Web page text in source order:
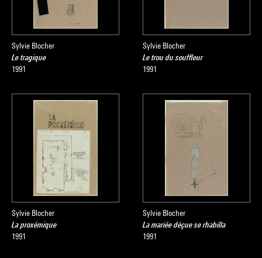
Source :
Extrait du catalogue
Collection art contemporain - La
collection du Centre Pompidou, Musée national d'art moderne
, sous la direction de Sophie Duplaix, Paris, Centre Pompidou,
2007
Sylvie Blocher
Le tragique
1991
Sylvie Blocher
Le trou du souffleur
1991
Sylvie Blocher
La proxémique
1991
Sylvie Blocher
La mariée déçue se rhabilla
1991